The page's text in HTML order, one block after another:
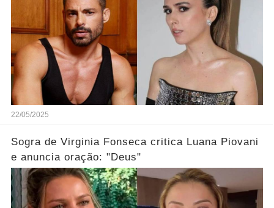
22/05/2025
Sogra de Virginia Fonseca critica Luana Piovani
e anuncia oração: "Deus"